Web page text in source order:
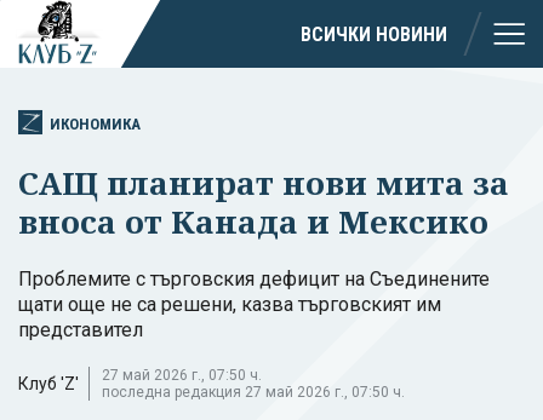
ВСИЧКИ НОВИНИ
ИКОНОМИКА
САЩ планират нови мита за
вноса от Канада и Мексико
Проблемите с търговския дефицит на Съединените
щати още не са решени, казва търговският им
представител
Клуб 'Z'
27 май 2026 г., 07:50 ч.
последна редакция 27 май 2026 г., 07:50 ч.